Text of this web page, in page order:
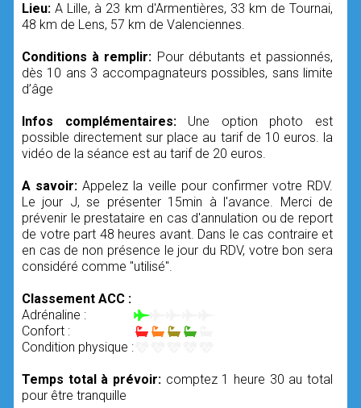
Lieu:A Lille, à 23 km d'Armentières, 33 km de Tournai,
48 km de Lens, 57 km de Valenciennes.
Conditions à remplir: Pour débutants et passionnés,
dès 10 ans 3 accompagnateurs possibles, sans limite
d’âge
Infos complémentaires: Une option photo est
possible directement sur place au tarif de 10 euros. la
vidéo de la séance est au tarif de 20 euros.
A savoir:Appelez la veille pour confirmer votre RDV.
Le jour J, se présenter 15min à l'avance. Merci de
prévenir le prestataire en cas d'annulation ou de report
de votre part 48 heures avant. Dans le cas contraire et
en cas de non présence le jour du RDV, votre bon sera
considéré comme "utilisé".
Classement ACC :
Adrénaline :
Confort :
Condition physique :
Temps total à prévoir: comptez 1 heure 30 au total
pour être tranquille